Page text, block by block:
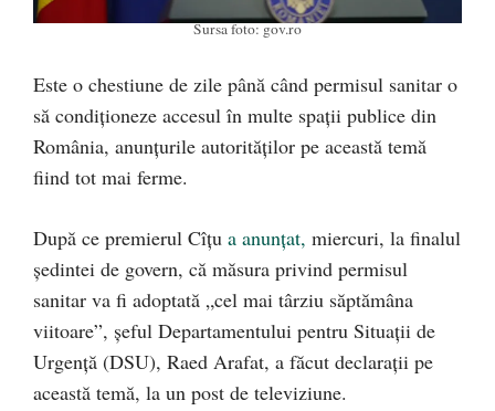
Sursa foto: gov.ro
Este o chestiune de zile până când permisul sanitar o
să condiționeze accesul în multe spații publice din
România, anunțurile autorităților pe această temă
fiind tot mai ferme.
După ce premierul Cîțu a anunțat, miercuri, la finalul
ședintei de govern, că măsura privind permisul
sanitar va fi adoptată „cel mai târziu săptămâna
viitoare”, șeful Departamentului pentru Situații de
Urgență (DSU), Raed Arafat, a făcut declarații pe
această temă, la un post de televiziune.